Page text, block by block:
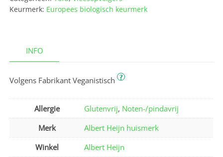
Keurmerk: Europees biologisch keurmerk
INFO
Volgens Fabrikant Veganistisch ?
Allergie Glutenvrij, Noten-/pindavrij
Merk
Albert Heijn huismerk
Winkel
Albert Heijn